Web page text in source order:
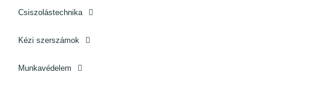
Csiszolástechnika
Kézi szerszámok
Munkavédelem